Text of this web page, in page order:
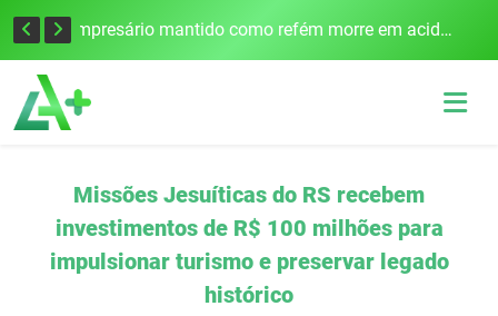
Edital para construção de ponte entre Itapiranga e Barra do Guarita deve ser lançado no segundo semestre Empresário mantido como refém morre em acidente após assalto em Cerro Largo
Missões Jesuíticas do RS recebem
investimentos de R$ 100 milhões para
impulsionar turismo e preservar legado
histórico